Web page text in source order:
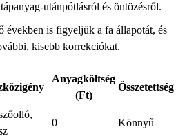
utánpótlásról és öntözésről.
években is figyeljük a fa állapotát, és
kisebb korrekciókat.
Anyagköltség
(Ft)
Összetettség
0 Könnyű